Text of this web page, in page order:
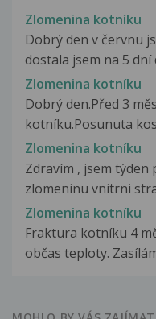
Zlomenina kotníku
Dobrý den v červnu
dostala jsem na 5 dní
Zlomenina kotníku
Dobrý den.Před 3
kotníku.Posunuta
Zlomenina kotníku
Zdravím , jsem
zlomeninu vnitrni
Zlomenina kotníku
Fraktura kotníku 4
občas teploty.